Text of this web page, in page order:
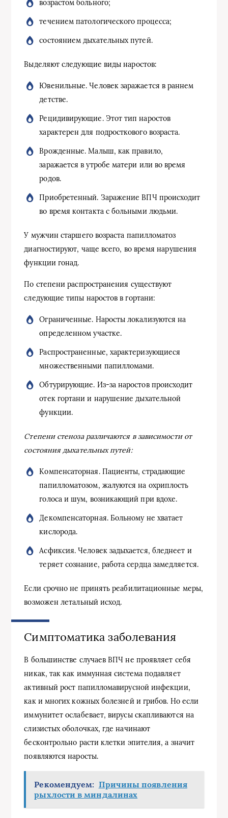
возрастом больного;
течением патологического процесса;
состоянием дыхательных путей.
Выделяют следующие виды наростов:
Ювенильные. Человек заражается в раннем
детстве.
Рецидивирующие. Этот тип наростов
характерен для подросткового возраста.
Врожденные. Малыш, как правило,
заражается в утробе матери или во время
родов.
Приобретенный. Заражение ВПЧ происходит
во время контакта с больными людьми.
У мужчин старшего возраста папилломатоз
диагностируют, чаще всего, во время нарушения
функции гонад.
По степени распространения существуют
следующие типы наростов в гортани:
Ограниченные. Наросты локализуются на
определенном участке.
Распространенные, характеризующиеся
множественными папилломами.
Обтурирующие. Из-за наростов происходит
отек гортани и нарушение дыхательной
функции.
Степени стеноза различаются в зависимости от
состояния дыхательных путей:
Компенсаторная. Пациенты, страдающие
папилломатозом, жалуются на охриплость
голоса и шум, возникающий при вдохе.
Декомпенсаторная. Больному не хватает
кислорода.
Асфиксия. Человек задыхается, бледнеет и
теряет сознание, работа сердца замедляется.
Если срочно не принять реабилитационные меры,
возможен летальный исход.
Симптоматика заболевания
В большинстве случаев ВПЧ не проявляет себя
никак, так как иммунная система подавляет
активный рост папилломавирусной инфекции,
как и многих кожных болезней и грибов. Но если
иммунитет ослабевает, вирусы скапливаются на
слизистых оболочках, где начинают
бесконтрольно расти клетки эпителия, а значит
появляются наросты.
Рекомендуем: Причины появления
рыхлости в миндалинах